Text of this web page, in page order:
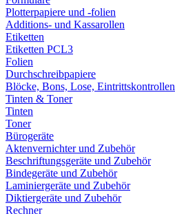
Plotterpapiere und -folien
Additions- und Kassarollen
Etiketten
Etiketten PCL3
Folien
Durchschreibpapiere
Blöcke, Bons, Lose, Eintrittskontrollen
Tinten & Toner
Tinten
Toner
Bürogeräte
Aktenvernichter und Zubehör
Beschriftungsgeräte und Zubehör
Bindegeräte und Zubehör
Laminiergeräte und Zubehör
Diktiergeräte und Zubehör
Rechner